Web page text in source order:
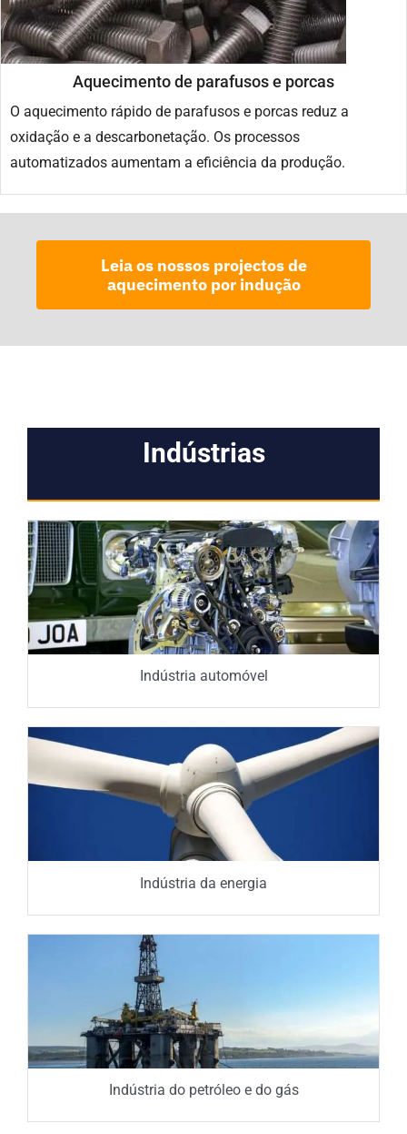
Aquecimento de parafusos e porcas
O aquecimento rápido de parafusos e porcas reduz a
oxidação e a descarbonetação. Os processos
automatizados aumentam a eficiência da produção.
Leia os nossos projectos de
aquecimento por indução
Indústrias
Indústria automóvel
Indústria da energia
Indústria do petróleo e do gás